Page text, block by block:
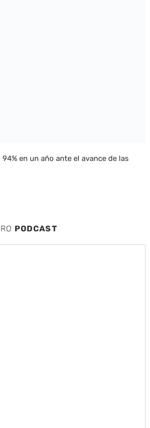
en un año ante el avance de las
PODCAST